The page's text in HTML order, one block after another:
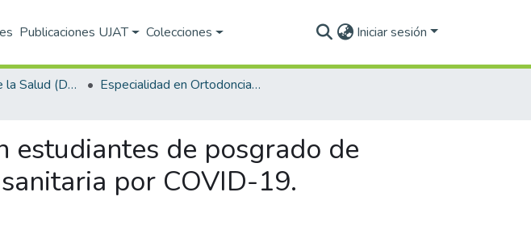
Publicaciones UJAT Colecciones Iniciar sesión
TE-Ciencias de la Salud (DACS)
Especialidad en Ortodoncia (PNPC)
estudiantes de posgrado de
por COVID-19.